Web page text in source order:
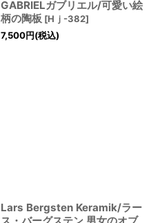
GABRIELガブリエル/可愛い絵
柄の陶板 [Hｊ-382]
7,500円(税込)
Lars Bergsten Keramik/ラー